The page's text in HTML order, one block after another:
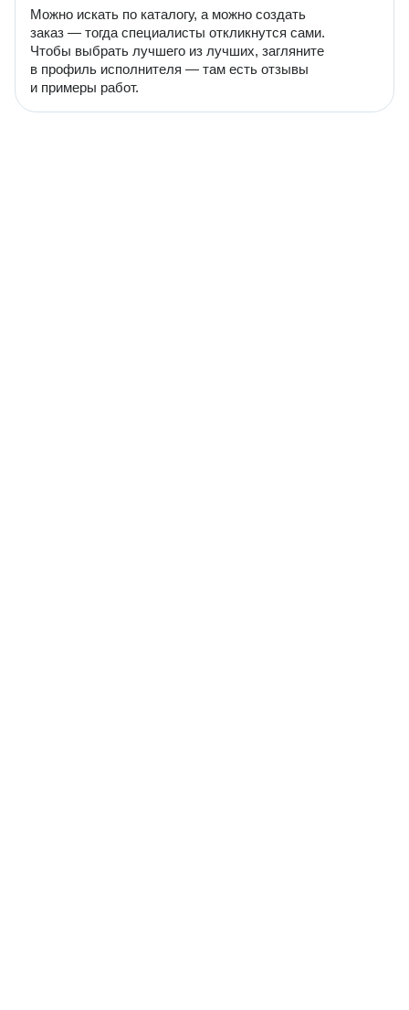
Можно искать по каталогу, а можно создать
заказ — тогда специалисты откликнутся сами.
Чтобы выбрать лучшего из лучших, загляните
в профиль исполнителя — там есть отзывы
и примеры работ.